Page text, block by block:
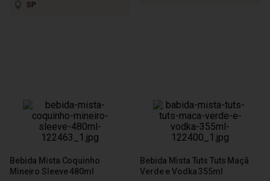
SP
Bebida Mista Coquinho
Mineiro Sleeve 480ml
Bebida Mista Tuts Tuts Maçã
Verde e Vodka 355ml